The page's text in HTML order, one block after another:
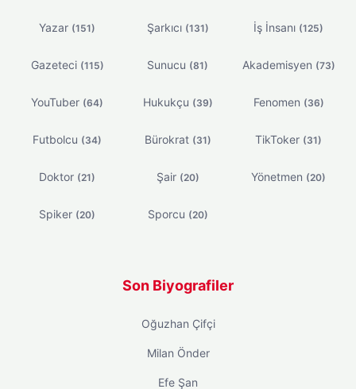
Yazar (151) Şarkıcı (131) İş İnsanı (125)
Gazeteci (115) Sunucu (81) Akademisyen (73)
YouTuber (64) Hukukçu (39) Fenomen (36)
Futbolcu (34) Bürokrat (31) TikToker (31)
Doktor (21) Şair (20) Yönetmen (20)
Spiker (20) Sporcu (20)
Son Biyografiler
Oğuzhan Çifçi
Milan Önder
Efe Şan